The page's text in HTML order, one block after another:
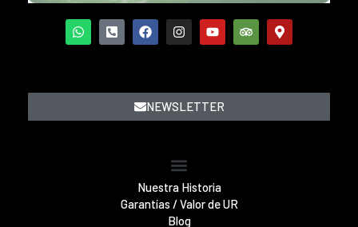
NEWSLETTER
Nuestra Historia
Garantías / Valor de UR
Blog